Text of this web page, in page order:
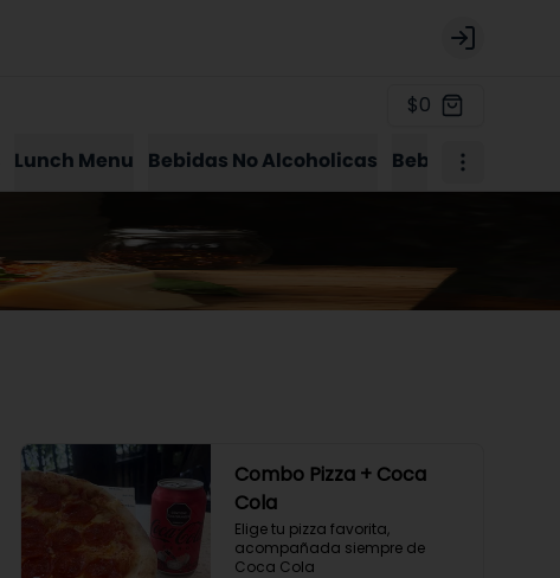
Login
$0
Lunch Menu Bebidas No Alcoholicas Bebidas
Combo Pizza + Coca
Cola
Elige tu pizza favorita,
acompañada siempre de
Coca Cola